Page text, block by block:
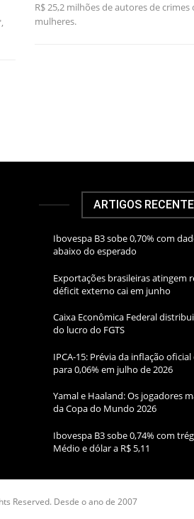
R$ 25,2 milhões de autores de crimes
mulheres.
ARTIGOS
Ibovespa B3 sobe 0,70% com
abaixo do esperado
Exportações brasileiras atingem
déficit externo cai em junho
Caixa Econômica Federal
do lucro do FGTS
IPCA-15: Prévia da inflação
para 0,06% em julho de 2026
Yamal e Haaland: Os jogadores
da Copa do Mundo 2026
Ibovespa B3 sobe 0,74% com
Médio e dólar a R$ 5,11
Reserved. Desde o ano de 2007